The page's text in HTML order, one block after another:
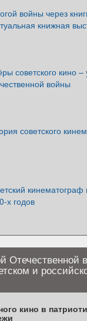
войны через
книжная
советского кино
войны
советского
х годов
Отечественной
и
кино в